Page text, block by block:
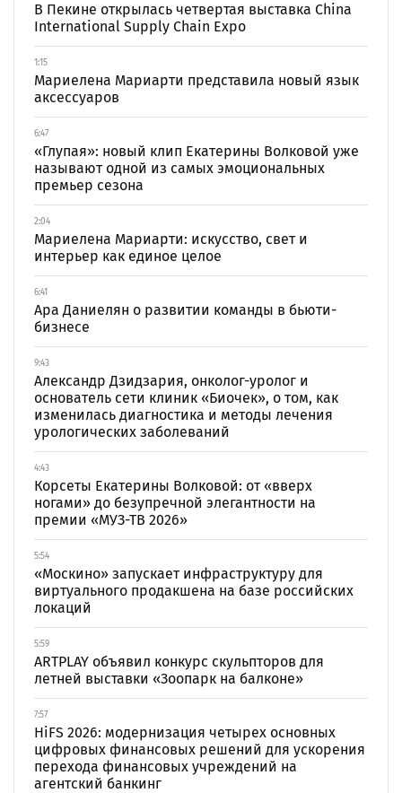
В Пекине открылась четвертая выставка China
International Supply Chain Expo
1:15
Мариелена Мариарти представила новый язык
аксессуаров
6:47
«Глупая»: новый клип Екатерины Волковой уже
называют одной из самых эмоциональных
премьер сезона
2:04
Мариелена Мариарти: искусство, свет и
интерьер как единое целое
6:41
Ара Даниелян о развитии команды в бьюти-
бизнесе
9:43
Александр Дзидзария, онколог-уролог и
основатель сети клиник «Биочек», о том, как
изменилась диагностика и методы лечения
урологических заболеваний
4:43
Корсеты Екатерины Волковой: от «вверх
ногами» до безупречной элегантности на
премии «МУЗ-ТВ 2026»
5:54
«Москино» запускает инфраструктуру для
виртуального продакшена на базе российских
локаций
5:59
ARTPLAY объявил конкурс скульпторов для
летней выставки «Зоопарк на балконе»
7:57
HiFS 2026: модернизация четырех основных
цифровых финансовых решений для ускорения
перехода финансовых учреждений на
агентский банкинг